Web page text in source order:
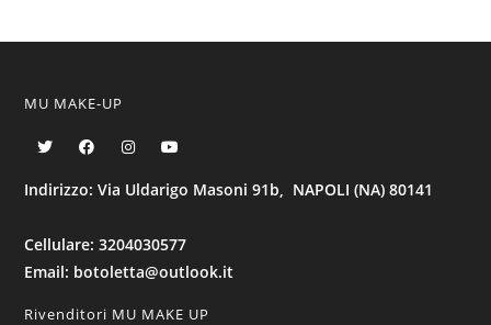
MU MAKE-UP
Indirizzo: Via Uldarigo Masoni 91b, NAPOLI (NA) 80141
Cellulare: 3204030577
Email: botoletta@outlook.it
Rivenditori MU MAKE UP